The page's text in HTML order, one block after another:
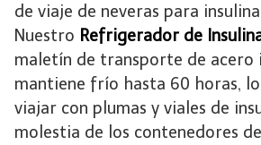
de viaje de neveras para
Nuestro Refrigerador de
maletín de transporte de acero
mantiene frío hasta 60 horas,
viajar con plumas y viales de
molestia de los contenedores de